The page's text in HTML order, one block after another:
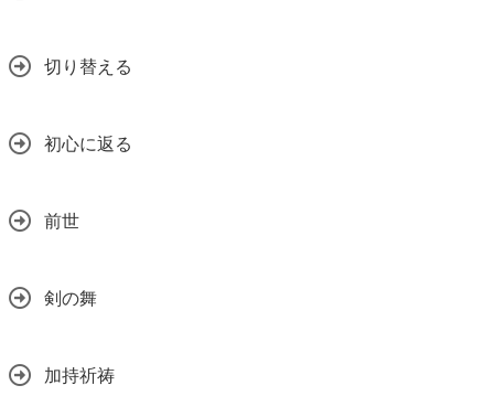
切り替える
初心に返る
前世
剣の舞
加持祈祷